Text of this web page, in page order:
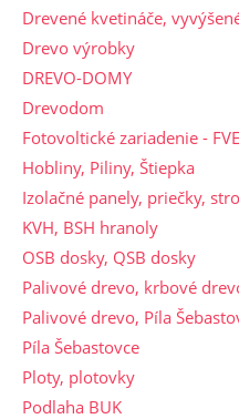
Drevené kvetináče,
Drevo výrobky
DREVO-DOMY
Drevodom
Fotovoltické zariadenie - FVE
Hobliny, Piliny, Štiepka
Izolačné panely, priečky,
KVH, BSH hranoly
OSB dosky, QSB dosky
Palivové drevo, krbové
Palivové drevo, Píla
Píla Šebastovce
Ploty, plotovky
Podlaha BUK